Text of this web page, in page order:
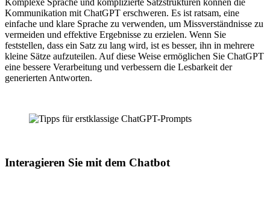
Komplexe Sprache und komplizierte Satzstrukturen können die
Kommunikation mit ChatGPT erschweren. Es ist ratsam, eine
einfache und klare Sprache zu verwenden, um Missverständnisse zu
vermeiden und effektive Ergebnisse zu erzielen. Wenn Sie
feststellen, dass ein Satz zu lang wird, ist es besser, ihn in mehrere
kleine Sätze aufzuteilen. Auf diese Weise ermöglichen Sie ChatGPT
eine bessere Verarbeitung und verbessern die Lesbarkeit der
generierten Antworten.
Interagieren Sie mit dem Chatbot